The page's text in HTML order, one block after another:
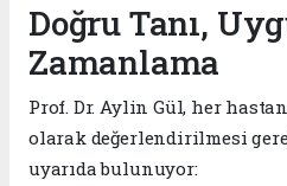
Doğru Tanı,
Zamanlama
Prof. Dr. Aylin Gül, her
olarak değerlendirilmesi
uyarıda bulunuyor: